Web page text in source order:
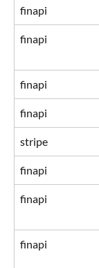
finapi
finapi
finapi
finapi
stripe
finapi
finapi
finapi